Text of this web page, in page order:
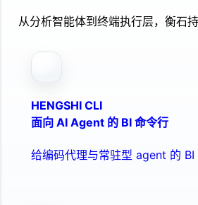
从分析智能体到终端执行层，衡石
HENGSHI CLI
面向 AI Agent 的 BI 命令行
给编码代理与常驻型 agent 的